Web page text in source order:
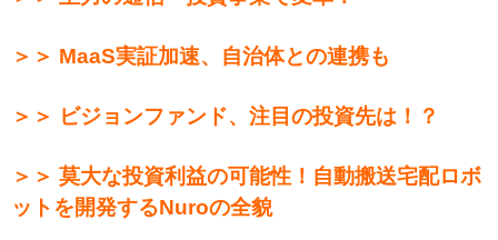
＞＞ MaaS実証加速、自治体との連携も
＞＞ ビジョンファンド、注目の投資先は！？
＞＞ 莫大な投資利益の可能性！自動搬送宅配ロボ
ットを開発するNuroの全貌